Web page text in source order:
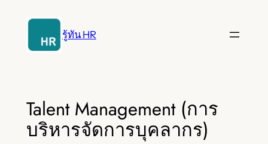
รู้ทัน HR
Talent Management (การ
บริหารจัดการบุคลากร)